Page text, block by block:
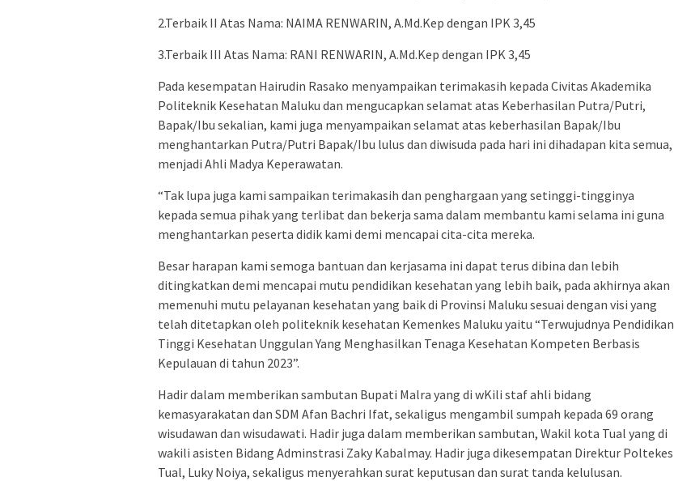
2.Terbaik II Atas Nama: NAIMA RENWARIN, A.Md.Kep dengan IPK 3,45
3.Terbaik III Atas Nama: RANI RENWARIN, A.Md.Kep dengan IPK 3,45
Pada kesempatan Hairudin Rasako menyampaikan terimakasih kepada Civitas Akademika
Politeknik Kesehatan Maluku dan mengucapkan selamat atas Keberhasilan Putra/Putri,
Bapak/Ibu sekalian, kami juga menyampaikan selamat atas keberhasilan Bapak/Ibu
menghantarkan Putra/Putri Bapak/Ibu lulus dan diwisuda pada hari ini dihadapan kita semua,
menjadi Ahli Madya Keperawatan.
“Tak lupa juga kami sampaikan terimakasih dan penghargaan yang setinggi-tingginya
kepada semua pihak yang terlibat dan bekerja sama dalam membantu kami selama ini guna
menghantarkan peserta didik kami demi mencapai cita-cita mereka.
Besar harapan kami semoga bantuan dan kerjasama ini dapat terus dibina dan lebih
ditingkatkan demi mencapai mutu pendidikan kesehatan yang lebih baik, pada akhirnya akan
memenuhi mutu pelayanan kesehatan yang baik di Provinsi Maluku sesuai dengan visi yang
telah ditetapkan oleh politeknik kesehatan Kemenkes Maluku yaitu “Terwujudnya Pendidikan
Tinggi Kesehatan Unggulan Yang Menghasilkan Tenaga Kesehatan Kompeten Berbasis
Kepulauan di tahun 2023”.
Hadir dalam memberikan sambutan Bupati Malra yang di wKili staf ahli bidang
kemasyarakatan dan SDM Afan Bachri Ifat, sekaligus mengambil sumpah kepada 69 orang
wisudawan dan wisudawati. Hadir juga dalam memberikan sambutan, Wakil kota Tual yang di
wakili asisten Bidang Adminstrasi Zaky Kabalmay. Hadir juga dikesempatan Direktur Poltekes
Tual, Luky Noiya, sekaligus menyerahkan surat keputusan dan surat tanda kelulusan.